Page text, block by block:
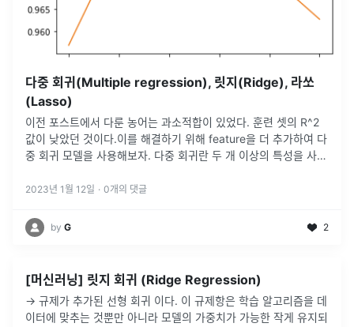
다중 회귀(Multiple regression), 릿지(Ridge), 라쏘
(Lasso)
이전 포스트에서 다룬 농어는 과소적합이 있었다. 훈련 셋의 R^2
값이 낮았던 것이다.이를 해결하기 위해 feature을 더 추가하여 다
중 회귀 모델을 사용해보자. 다중 회귀란 두 개 이상의 특성을 사용
을...
2023년 1월 12일 · 0개의 댓글
by G 2
[머신러닝] 릿지 회귀 (Ridge Regression)
→ 규제가 추가된 선형 회귀 이다. 이 규제항은 학습 알고리즘을 데
이터에 맞추는 것뿐만 아니라 모델의 가중치가 가능한 작게 유지되